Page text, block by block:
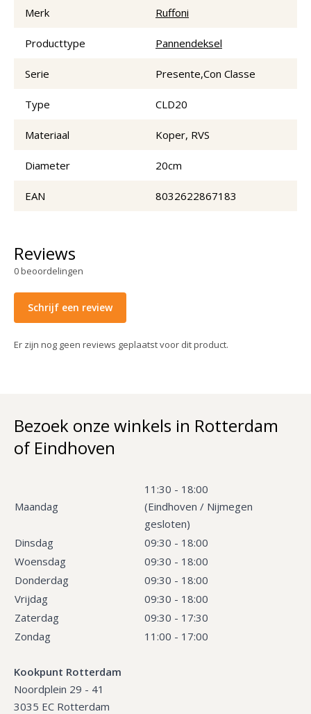
Merk Ruffoni
Producttype Pannendeksel
Serie Presente,Con Classe
Type CLD20
Materiaal Koper, RVS
Diameter 20cm
EAN 8032622867183
Reviews
0beoordelingen
Schrijf een review
Er zijn nog geen reviews geplaatst voor dit product.
Bezoek onze winkels in Rotterdam
of Eindhoven
Maandag
11:30 - 18:00
(Eindhoven / Nijmegen
gesloten)
Dinsdag
09:30 - 18:00
Woensdag
09:30 - 18:00
Donderdag
09:30 - 18:00
Vrijdag
09:30 - 18:00
Zaterdag
09:30 - 17:30
Zondag
11:00 - 17:00
Kookpunt Rotterdam
Noordplein 29 - 41
3035 EC Rotterdam